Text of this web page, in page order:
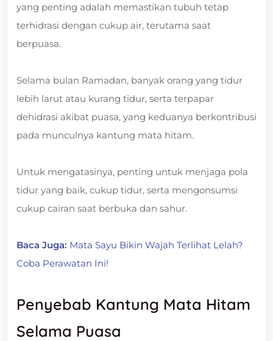
yang penting adalah memastikan tubuh tetap
terhidrasi dengan cukup air, terutama saat
berpuasa.
Selama bulan Ramadan, banyak orang yang tidur
lebih larut atau kurang tidur, serta terpapar
dehidrasi akibat puasa, yang keduanya berkontribusi
pada munculnya kantung mata hitam.
Untuk mengatasinya, penting untuk menjaga pola
tidur yang baik, cukup tidur, serta mengonsumsi
cukup cairan saat berbuka dan sahur.
Baca Juga: Mata Sayu Bikin Wajah Terlihat Lelah?
Coba Perawatan Ini!
Penyebab Kantung Mata Hitam
Selama Puasa